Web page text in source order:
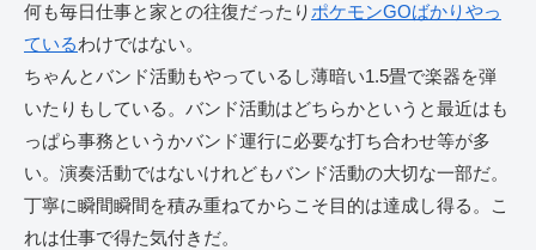
何も毎日仕事と家との往復だったり ポケモンGOばかりやっ
ているわけではない。
ちゃんとバンド活動もやっているし薄暗い1.5畳で楽器を弾
いたりもしている。バンド活動はどちらかというと最近はも
っぱら事務というかバンド運行に必要な打ち合わせ等が多
い。演奏活動ではないけれどもバンド活動の大切な一部だ。
丁寧に瞬間瞬間を積み重ねてからこそ目的は達成し得る。こ
れは仕事で得た気付きだ。